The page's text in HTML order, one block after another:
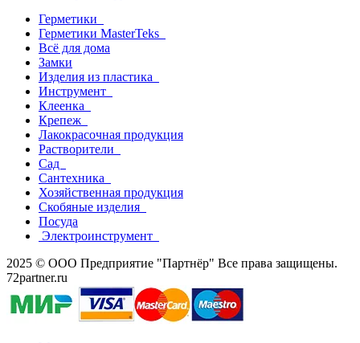
Герметики
Герметики MasterTeks
Всё для дома
Замки
Изделия из пластика
Инструмент
Клеенка
Крепеж
Лакокрасочная продукция
Растворители
Сад
Сантехника
Хозяйственная продукция
Скобяные изделия
Посуда
Электроинструмент
2025 © ООО Предприятие "Партнёр" Все права защищены.
72partner.ru